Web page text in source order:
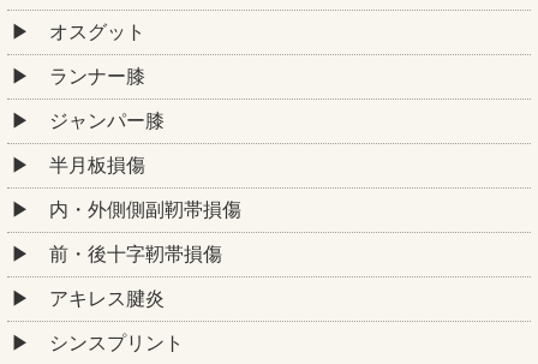
オスグット
ランナー膝
ジャンパー膝
半月板損傷
内・外側側副靭帯損傷
前・後十字靭帯損傷
アキレス腱炎
シンスプリント